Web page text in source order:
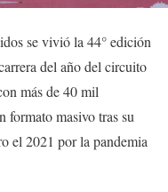
se vivió la 44° edición
del año del circuito
más de 40 mil
formato masivo tras su
el 2021 por la pandemia